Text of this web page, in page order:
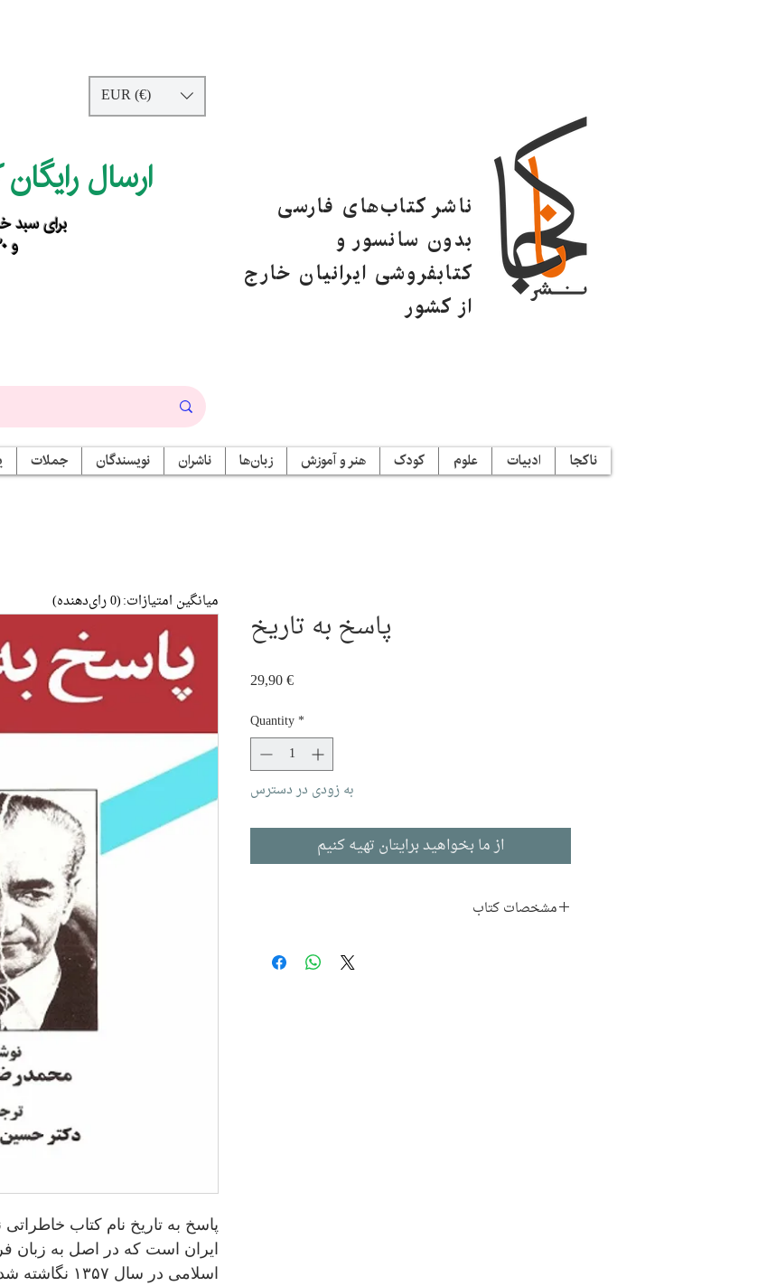
EUR (€)
ارسال
برای سبد خرید
و ۱۳۰یورو خارج از اروپا
ناشر کتاب‌های فارسی
بدون سانسور و
کتابفروشی ایرانیان خارج
از کشور
ناکجا ادبیات علوم کودک هنر و آموزش زبان‌ها ناشران نویسندگان جملات
پاسخ به تاریخ نام کتاب
ایران است که در اصل به زبان
اسلامی در سال
پاسخ به تاریخ
29,90 €Price
Quantity*
به زودی در دسترس
از ما بخواهید برایتان تهیه کنیم
مشخصات کتاب
میانگین امتیازات:(0 رای‌دهنده)